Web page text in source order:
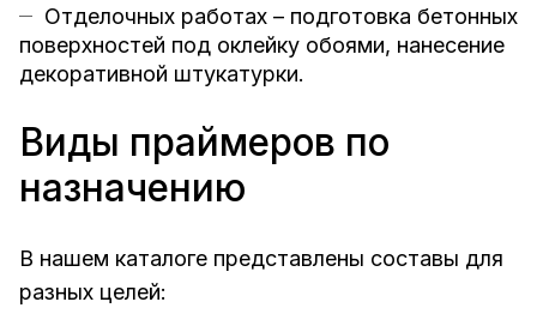
Отделочных работах – подготовка бетонных
поверхностей под оклейку обоями, нанесение
декоративной штукатурки.
Виды праймеров по
назначению
В нашем каталоге представлены составы для
разных целей: